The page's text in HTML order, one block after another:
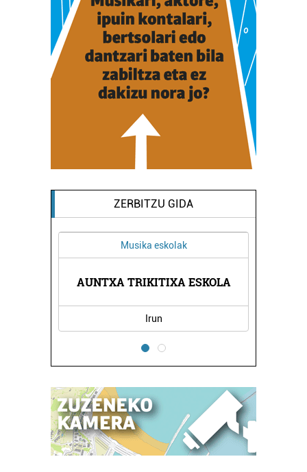
ZERBITZU GIDA
TRIKITIXA ESKOLA LEVI CUADRADO